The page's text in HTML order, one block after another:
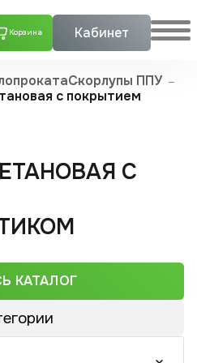
Корзина Кабинет
Скорлупы ППУ
с покрытием
С
КАТАЛОГ